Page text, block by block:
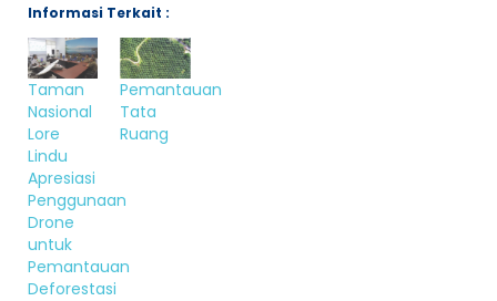
Informasi Terkait :
Taman
Nasional
Lore
Lindu
Apresiasi
Penggunaan
Drone
untuk
Pemantauan
Deforestasi
Pemantauan
Tata
Ruang